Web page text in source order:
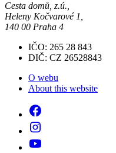
Cesta domů, z.ú.,
Heleny Kočvarové 1,
140 00 Praha 4
IČO: 265 28 843
DIČ: CZ 26528843
O webu
About this website